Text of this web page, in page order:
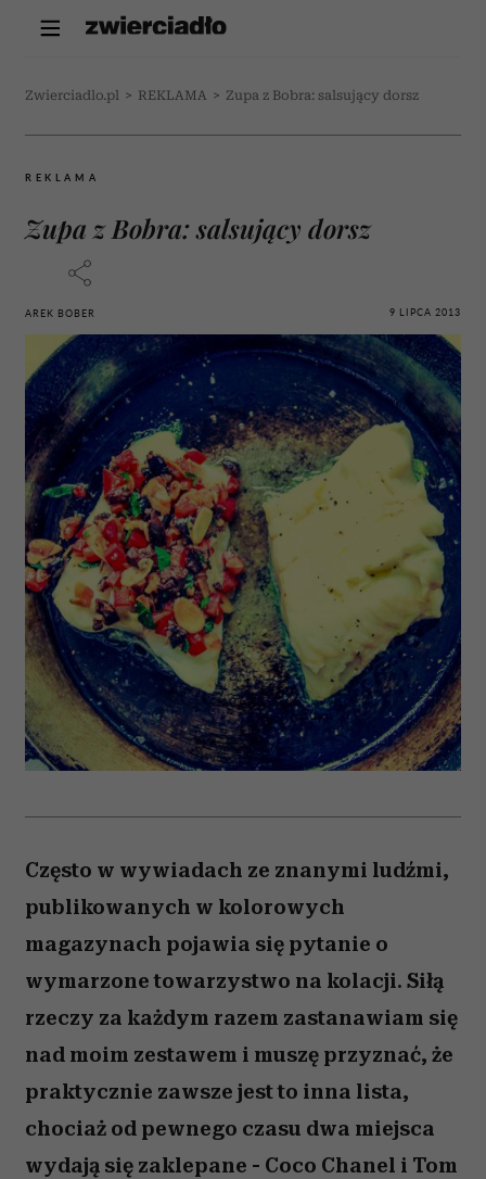
Zwierciadlo.pl > REKLAMA > Zupa z Bobra: salsujący dorsz
REKLAMA
Zupa z Bobra: salsujący dorsz
AREK BOBER 9 LIPCA 2013
Często w wywiadach ze znanymi ludźmi,
publikowanych w kolorowych
magazynach pojawia się pytanie o
wymarzone towarzystwo na kolacji. Siłą
rzeczy za każdym razem zastanawiam się
nad moim zestawem i muszę przyznać, że
praktycznie zawsze jest to inna lista,
chociaż od pewnego czasu dwa miejsca
wydają się zaklepane - Coco Chanel i Tom